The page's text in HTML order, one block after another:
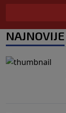
NAJNOVIJE